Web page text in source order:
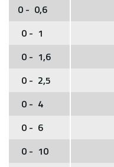
0 - 0,6
0 - 1
0 - 1,6
0 - 2,5
0 - 4
0 - 6
0 - 10